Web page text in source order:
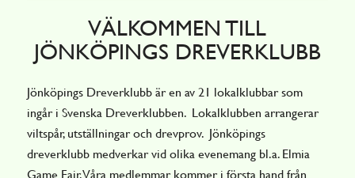
VÄLKOMMEN TILL
JÖNKÖPINGS DREVERKLUBB
Jönköpings Dreverklubb är en av 21 lokalklubbar som
ingår i Svenska Dreverklubben. Lokalklubben arrangerar
viltspår, utställningar och drevprov. Jönköpings
dreverklubb medverkar vid olika evenemang bl.a. Elmia
Game Fair. Våra medlemmar kommer i första hand från